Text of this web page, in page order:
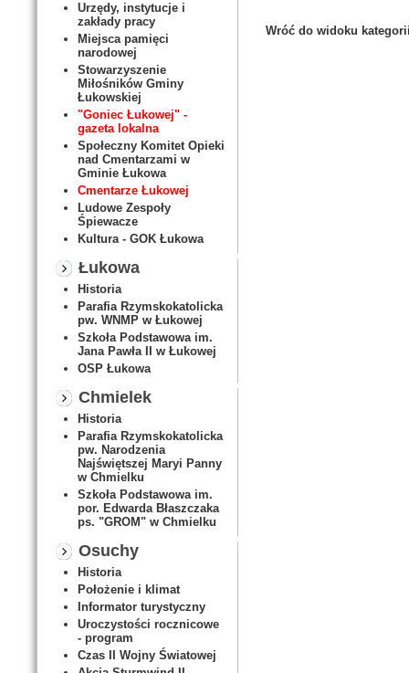
Urzędy, instytucje i
zakłady pracy
Miejsca pamięci
narodowej
Stowarzyszenie
Miłośników Gminy
Łukowskiej
"Goniec Łukowej" -
gazeta lokalna
Społeczny Komitet Opieki
nad Cmentarzami w
Gminie Łukowa
Cmentarze Łukowej
Ludowe Zespoły
Śpiewacze
Kultura - GOK Łukowa
Łukowa
Historia
Parafia Rzymskokatolicka
pw. WNMP w Łukowej
Szkoła Podstawowa im.
Jana Pawła II w Łukowej
OSP Łukowa
Chmielek
Historia
Parafia Rzymskokatolicka
pw. Narodzenia
Najświętszej Maryi Panny
w Chmielku
Szkoła Podstawowa im.
por. Edwarda Błaszczaka
ps. "GROM" w Chmielku
Osuchy
Historia
Położenie i klimat
Informator turystyczny
Uroczystości rocznicowe
- program
Czas II Wojny Światowej
Wróć do widoku